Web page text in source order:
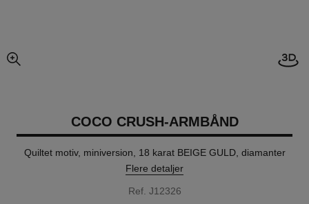
forstørret billedvisning
COCO CRUSH-ARMBÅND
Quiltet motiv, miniversion, 18 karat BEIGE GULD, diamanter
Flere detaljer
Ref. J12326